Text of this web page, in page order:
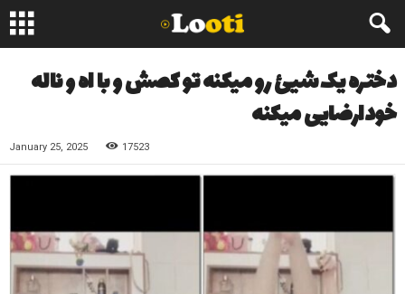
دختره یک شیئ رو میکنه تو کصش و با اه و ناله
خودارضایی میکنه
January 25, 2025 17523